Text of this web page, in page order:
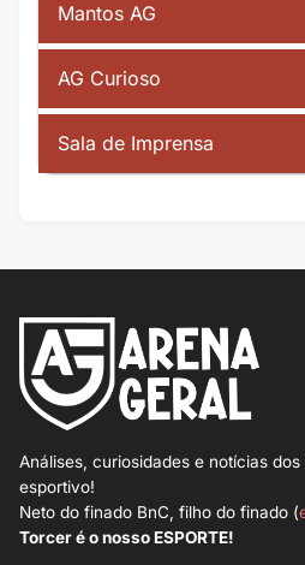
Mantos AG
AG Curioso
Sala de Imprensa
Análises, curiosidades e notícias
esportivo!
Neto do finado BnC, filho do finado (
Torcer é o nosso ESPORTE!